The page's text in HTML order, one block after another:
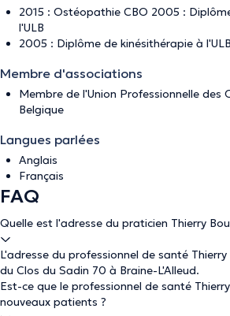
2015 : Ostéopathie CBO 2005 :
l'ULB
2005 : Diplôme de kinésithérapie à l'ULB
Membre d'associations
Membre de l'Union Professionnelle des
Belgique
Langues parlées
Anglais
Français
FAQ
Quelle est l'adresse du praticien Thierry
L'adresse du professionnel de santé
du Clos du Sadin 70 à Braine-L'Alleud.
Est-ce que le professionnel de santé
nouveaux patients ?